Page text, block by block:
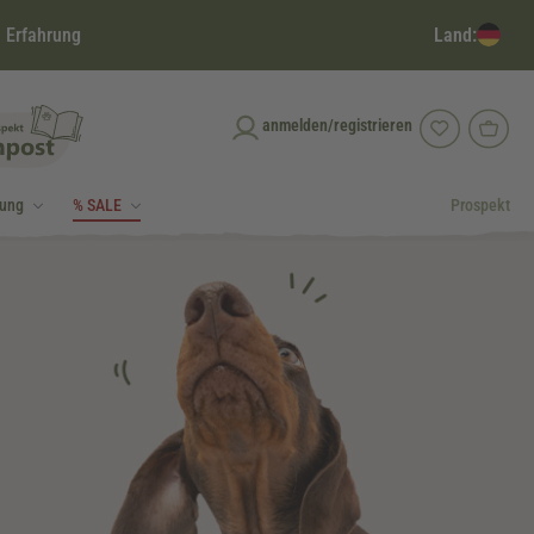
Land:
anmelden/registrieren
% SALE Prospekt